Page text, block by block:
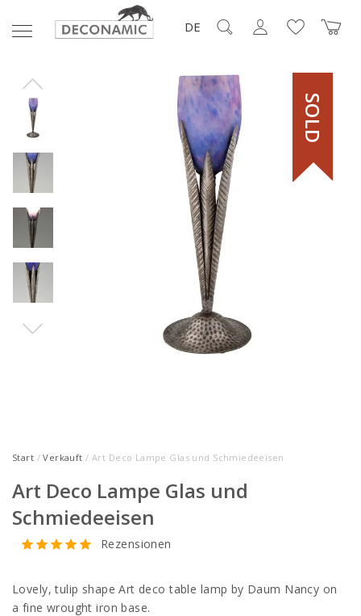
DE
SOLD
Start /Verkauft / Art Deco Lampe Glas und Schmiedeeisen
Art Deco Lampe Glas und
Schmiedeeisen
Rezensionen
Lovely, tulip shape Art deco table lamp by Daum Nancy on
a fine wrought iron base.